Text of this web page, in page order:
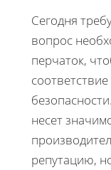
Сегодня
вопрос
перчаток,
несет
репутацию,